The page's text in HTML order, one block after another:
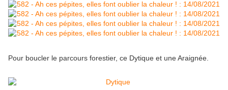
Pour boucler le parcours forestier, ce Dytique et une Araignée.